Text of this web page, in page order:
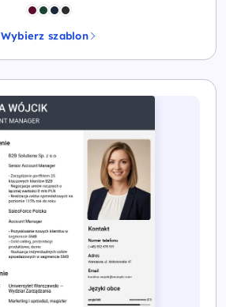
Wybierz szablon